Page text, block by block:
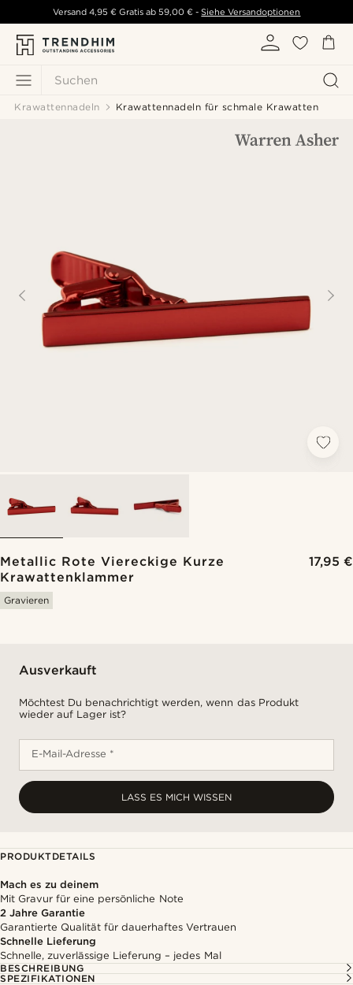
Suchen
Versand 4,95 € Gratis ab 59,00 € - Siehe Versandoptionen
Krawattennadeln Krawattennadeln für schmale Krawatten
Metallic Rote Viereckige Kurze
Krawattenklammer
17,95 €
Gravieren
Ausverkauft
Möchtest Du benachrichtigt werden, wenn das Produkt
wieder auf Lager ist?
E-Mail-Adresse *
LASS ES MICH WISSEN
PRODUKTDETAILS
Mach es zu deinem
Mit Gravur für eine persönliche Note
2 Jahre Garantie
Garantierte Qualität für dauerhaftes Vertrauen
Schnelle Lieferung
Schnelle, zuverlässige Lieferung – jedes Mal
BESCHREIBUNG
SPEZIFIKATIONEN